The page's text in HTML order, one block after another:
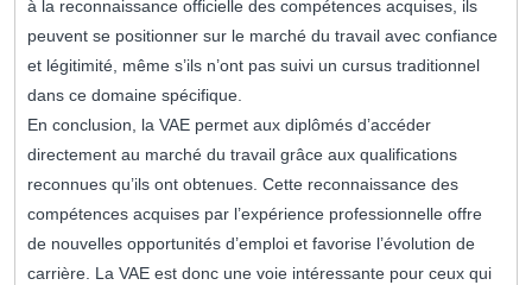
à la reconnaissance officielle des compétences acquises, ils
peuvent se positionner sur le marché du travail avec confiance
et légitimité, même s’ils n’ont pas suivi un cursus traditionnel
dans ce domaine spécifique.
En conclusion, la VAE permet aux diplômés d’accéder
directement au marché du travail grâce aux qualifications
reconnues qu’ils ont obtenues. Cette reconnaissance des
compétences acquises par l’expérience professionnelle offre
de nouvelles opportunités d’emploi et favorise l’évolution de
carrière. La VAE est donc une voie intéressante pour ceux qui